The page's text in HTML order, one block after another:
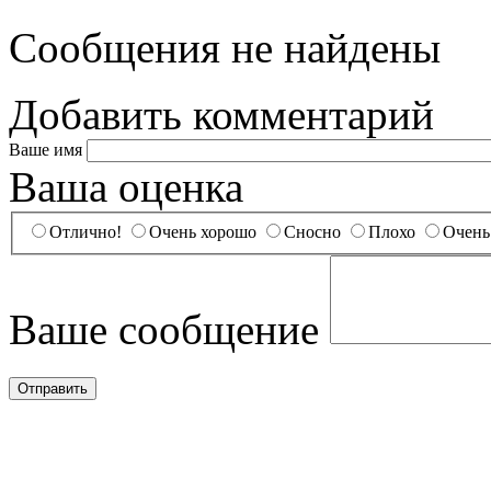
Сообщения не найдены
Добавить комментарий
Ваше имя
Ваша оценка
Отлично! Очень хорошо Сносно Плохо
Ваше сообщение